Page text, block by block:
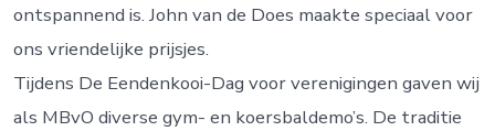
ontspannend is. John van de Does maakte speciaal voor
ons vriendelijke prijsjes.
Tijdens De Eendenkooi-Dag voor verenigingen gaven wij
als MBvO diverse gym- en koersbaldemo’s. De traditie